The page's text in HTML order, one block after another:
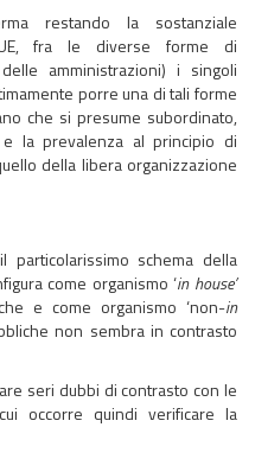
restando la sostanziale
fra le diverse forme di
amministrazioni) i singoli
porre una di tali forme
che si presume subordinato,
la prevalenza al principio di
della libera organizzazione
schema della
come organismo ‘in house’
e come organismo ‘non-in
non sembra in contrasto
seri dubbi di contrasto con le
occorre quindi verificare la